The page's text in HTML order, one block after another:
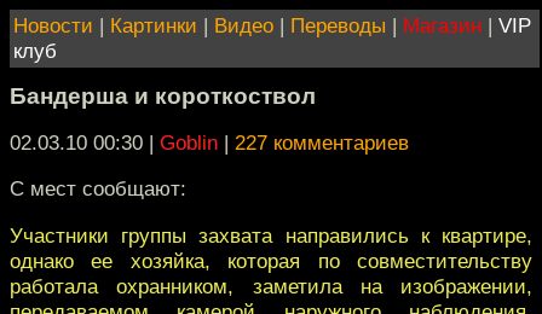
Новости | Картинки | Видео | Переводы | Магазин | VIP
клуб
Бандерша и короткоствол
02.03.10 00:30 | Goblin | 227 комментариев
С мест сообщают:
Участники группы захвата направились к квартире,
однако ее хозяйка, которая по совместительству
работала охранником, заметила на изображении,